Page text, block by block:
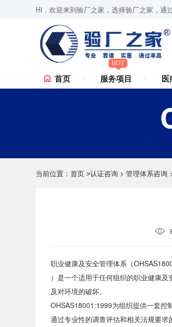
Hi，欢迎来到验厂之家，选择验厂之家，通
认证咨询,ISO9001认证咨询,苹果验厂,华为验厂等一站式
首页
HOT
服务项目 医
当前位置： 首页 >认证咨询 > 管理体系咨询
职业健康及安全管理体系（
）是一个适用于任何组织的职业健康
及对环境的破坏。
OHSAS18001:1999为组织提供一套控
通过专业性的调查评估和相关法规要求